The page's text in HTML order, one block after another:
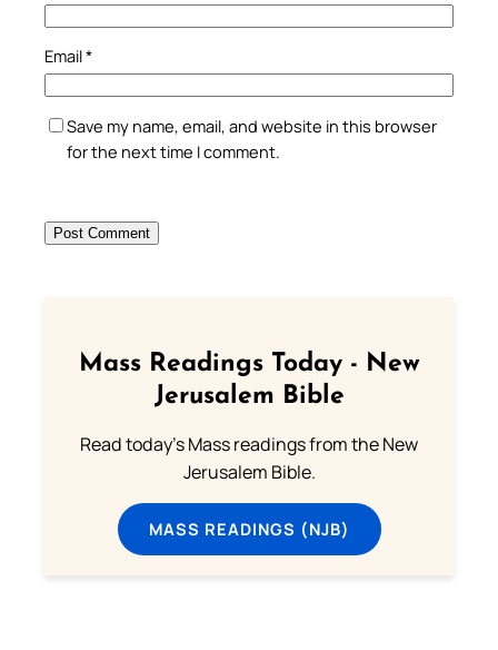
Email*
Save my name, email, and website in this browser
for the next time I comment.
Mass Readings Today - New
Jerusalem Bible
Read today's Mass readings from the New
Jerusalem Bible.
MASS READINGS (NJB)